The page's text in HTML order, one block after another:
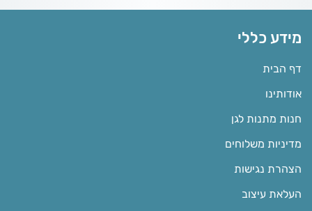
מידע כללי
דף הבית
אודותינו
חנות מתנות לגן
מדיניות משלוחים
הצהרת נגישות
העלאת עיצוב